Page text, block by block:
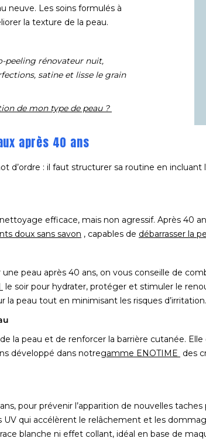
neuve. Les soins formulés à
la texture de la peau.
peeling rénovateur nuit,
satine et lisse le grain
de mon type de peau ?
après 40 ans
d’ordre : il faut structurer sa routine en
efficace, mais non agressif. Après 40
doux sans savon , capables de débarrasser la
peau après 40 ans, on vous conseille de
le soir pour hydrater, protéger et stimuler le
peau tout en minimisant les risques d’irritation.
la peau et de renforcer la barrière cutanée.
développé dans notregamme ENOTIME des
pour prévenir l’apparition de nouvelles
qui accélèrent le relâchement et les
blanche ni effet collant, idéal en base de